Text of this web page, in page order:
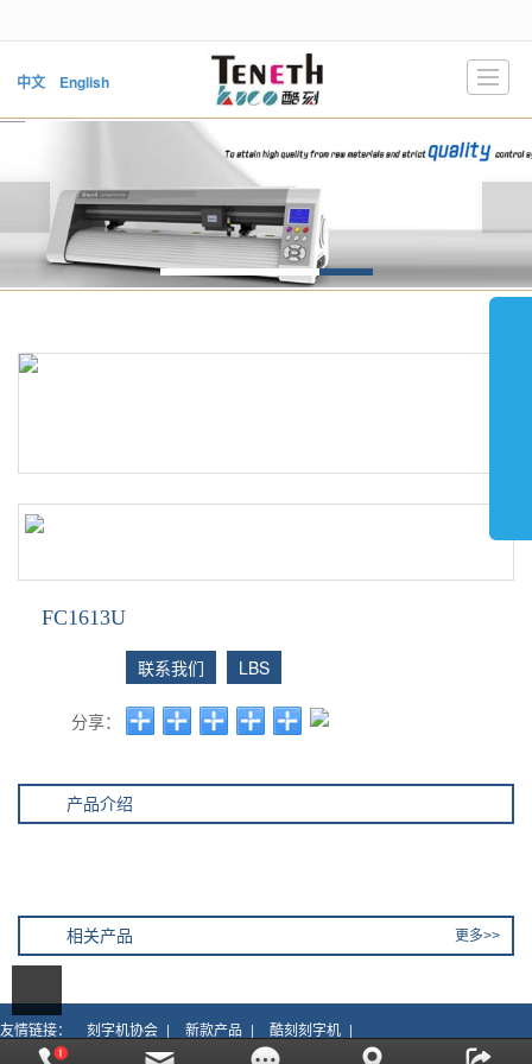
中文 English
产品展示
新闻动态
公司介绍
下载中心
FC1613U
联系我们 LBS
分享：
产品介绍
更多>>
相关产品
友情链接： 刻字机协会 新款产品 酷刻刻字机